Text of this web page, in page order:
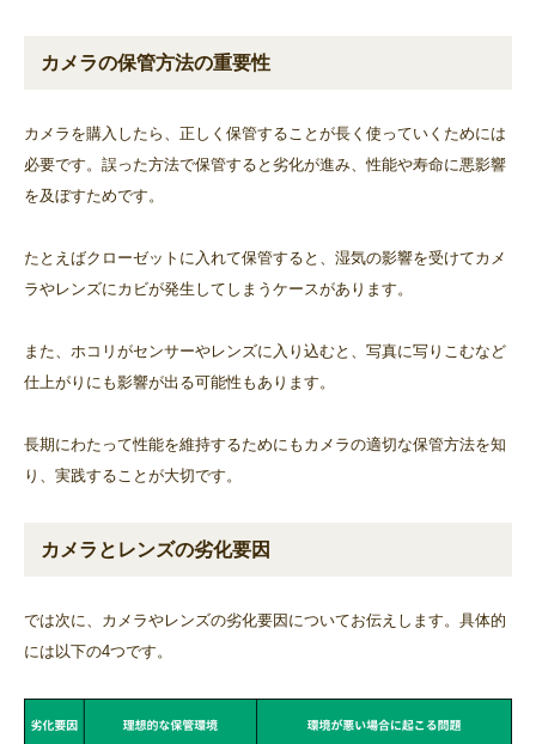
カメラの保管方法の重要性
カメラを購入したら、正しく保管することが長く使っていくためには
必要です。誤った方法で保管すると劣化が進み、性能や寿命に悪影響
を及ぼすためです。
たとえばクローゼットに入れて保管すると、湿気の影響を受けてカメ
ラやレンズにカビが発生してしまうケースがあります。
また、ホコリがセンサーやレンズに入り込むと、写真に写りこむなど
仕上がりにも影響が出る可能性もあります。
長期にわたって性能を維持するためにもカメラの適切な保管方法を知
り、実践することが大切です。
カメラとレンズの劣化要因
では次に、カメラやレンズの劣化要因についてお伝えします。具体的
には以下の4つです。